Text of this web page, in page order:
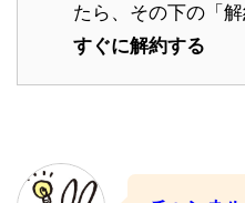
たら、その下の「
すぐに解約する